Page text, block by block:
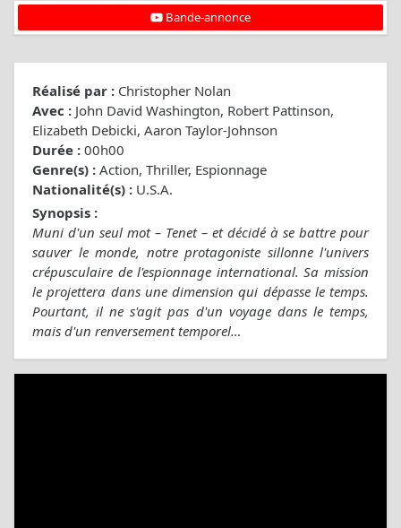
Bande-annonce
Réalisé par : Christopher Nolan
Avec : John David Washington, Robert Pattinson,
Elizabeth Debicki, Aaron Taylor-Johnson
Durée : 00h00
Genre(s) : Action, Thriller, Espionnage
Nationalité(s) : U.S.A.
Synopsis :
Muni d'un seul mot – Tenet – et décidé à se battre pour
sauver le monde, notre protagoniste sillonne l'univers
crépusculaire de l'espionnage international. Sa mission
le projettera dans une dimension qui dépasse le temps.
Pourtant, il ne s'agit pas d'un voyage dans le temps,
mais d'un renversement temporel…